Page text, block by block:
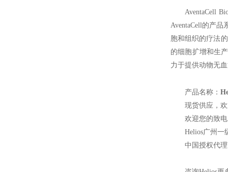
AventaCell
AventaCell的产品
胞和组织的疗法
的细胞扩增和生
力于提供动物无
产品名称：
现货供应，
欢迎您的
Helios广州一
中国授权代